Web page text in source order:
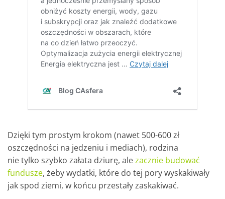
Dzięki tym prostym krokom (nawet 500-600 zł
oszczędności na jedzeniu i mediach), rodzina
nie tylko szybko załata dziurę, alezacznie budować
fundusze, żeby wydatki, które do tej pory wyskakiwały
jak spod ziemi, w końcu przestały zaskakiwać.